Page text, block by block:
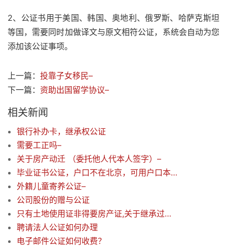
2、公证书用于美国、韩国、奥地利、俄罗斯、哈萨克斯坦
等国，需要同时加做译文与原文相符公证，系统会自动为您
添加该公证事项。
上一篇： 投靠子女移民–
下一篇： 资助出国留学协议–
相关新闻
银行补办卡，继承权公证
需要工正吗–
关于房产动迁 （委托他人代本人签字）–
毕业证书公证，户口不在北京，可用户口本扫描件吗？非原件
外籍儿童寄养公证–
公司股份的赠与公证
只有土地使用证非得要房产证,关于继承过户中，继承协议公证的问题？
聘请法人公证如何办理
电子邮件公证如何收费？